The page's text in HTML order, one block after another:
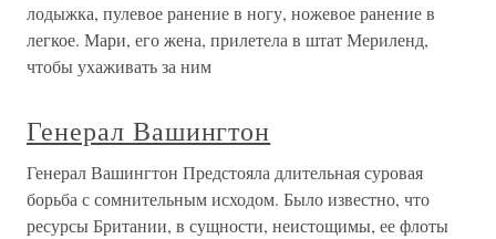
лодыжка, пулевое ранение в ногу, ножевое ранение в
легкое. Мари, его жена, прилетела в штат Мериленд,
чтобы ухаживать за ним
Генерал Вашингтон
Генерал Вашингтон Предстояла длительная суровая
борьба с сомнительным исходом. Было известно, что
ресурсы Британии, в сущности, неистощимы, ее флоты